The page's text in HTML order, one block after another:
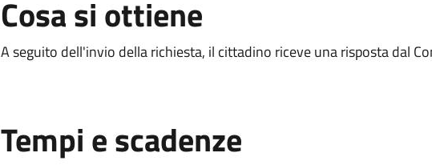
Cosa si ottiene
A seguito dell'invio della richiesta, il cittadino riceve una risposta dal
Tempi e scadenze